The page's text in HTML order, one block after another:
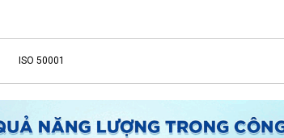
ISO 50001